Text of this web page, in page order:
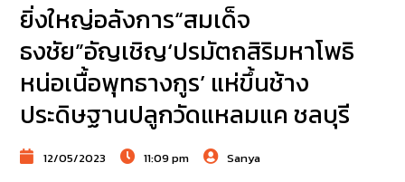
ยิ่งใหญ่อลังการ“สมเด็จ
ธงชัย”อัญเชิญ‘ปรมัตถสิริมหาโพธิ
หน่อเนื้อพุทธางกูร’ แห่ขึ้นช้าง
ประดิษฐานปลูกวัดแหลมแค ชลบุรี
12/05/2023 11:09 pm Sanya